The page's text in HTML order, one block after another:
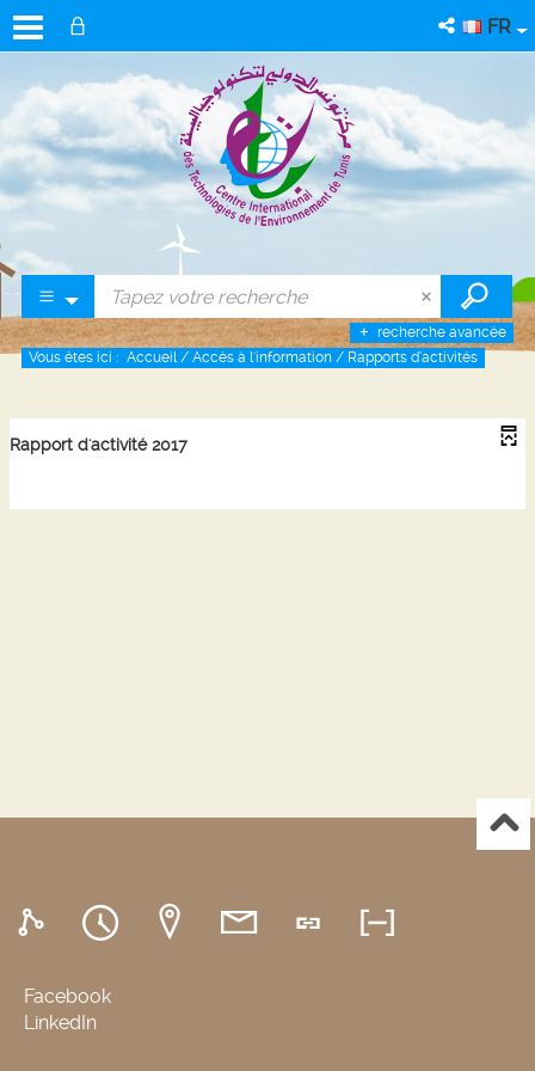
FR
recherche avancée
Vous êtes ici : Accueil / Accès à l'information / Rapports d’activités
Rapport d'activité 2017
Facebook
LinkedIn